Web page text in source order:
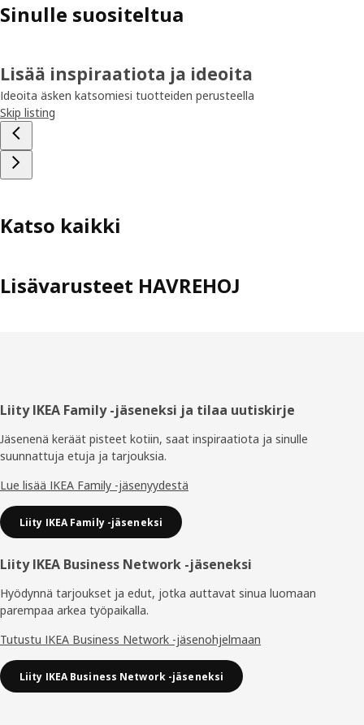
Sinulle suositeltua
Lisää inspiraatiota ja ideoita
Ideoita äsken katsomiesi tuotteiden perusteella
Skip listing
Katso kaikki
Lisävarusteet HAVREHOJ
Alatunniste
Liity IKEA Family -jäseneksi ja tilaa uutiskirje
Jäsenenä keräät pisteet kotiin, saat inspiraatiota ja sinulle
suunnattuja etuja ja tarjouksia.​
Lue lisää IKEA Family -jäsenyydestä
Liity IKEA Family -jäseneksi
Liity IKEA Business Network -jäseneksi
Hyödynnä tarjoukset ja edut, jotka auttavat sinua luomaan
parempaa arkea työpaikalla.
Tutustu IKEA Business Network -jäsenohjelmaan
Liity IKEA Business Network -jäseneksi